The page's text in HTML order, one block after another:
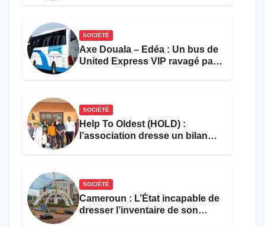
SOCIÉTÉ
Axe Douala – Edéa : Un bus de
United Express VIP ravagé par
SOCIÉTÉ
Help To Oldest (HOLD) :
l’association dresse un bilan
SOCIÉTÉ
Cameroun : L’État incapable de
dresser l’inventaire de son